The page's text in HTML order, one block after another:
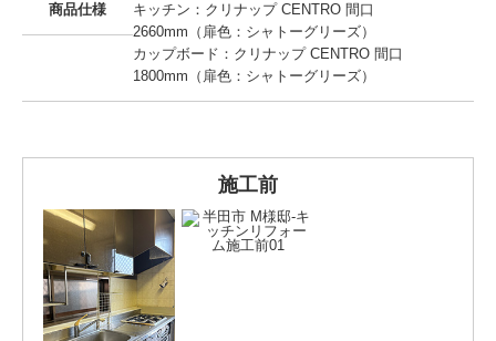
商品仕様
キッチン：クリナップ CENTRO 間口
2660mm（扉色：シャトーグリーズ）
カップボード：クリナップ CENTRO 間口
1800mm（扉色：シャトーグリーズ）
施工前